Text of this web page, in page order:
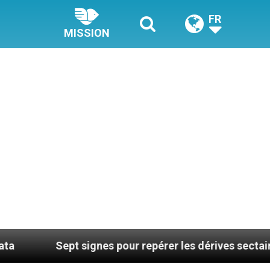
MISSION
FR
signes pour repérer les dérives sectaires du